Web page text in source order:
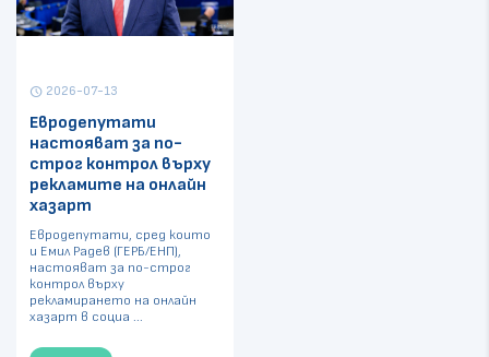
schedule 2026-07-13
Евродепутати
настояват за по-
строг контрол върху
рекламите на онлайн
хазарт
Евродепутати, сред които
и Емил Радев (ГЕРБ/ЕНП),
настояват за по-строг
контрол върху
рекламирането на онлайн
хазарт в социа ...